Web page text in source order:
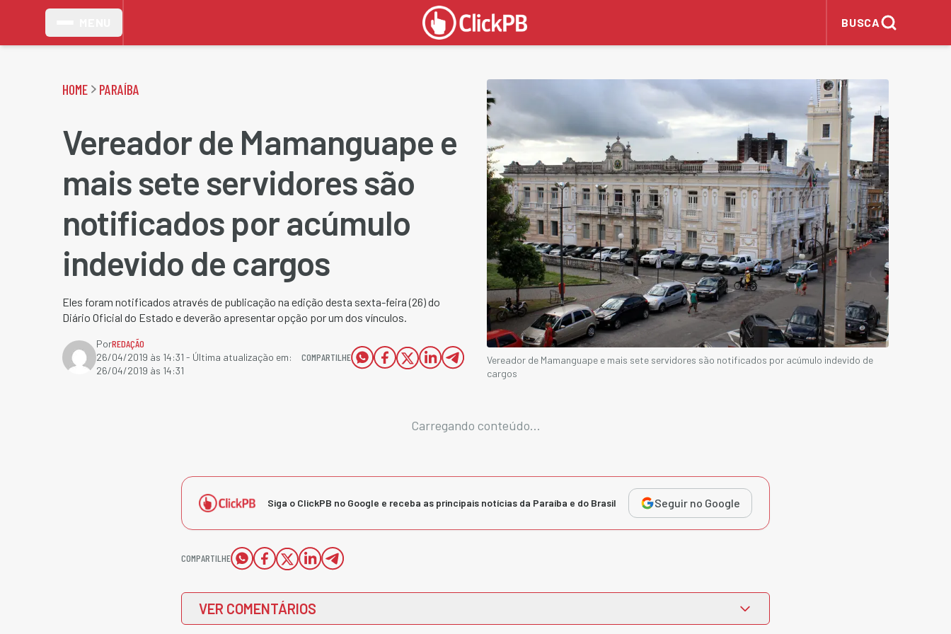
BUSCA
HOME PARAÍBA
Vereador de Mamanguape e
mais sete servidores são
notificados por acúmulo
indevido de cargos
Eles foram notificados através de publicação na edição desta sexta-feira (26) do
Diário Oficial do Estado e deverão apresentar opção por um dos vínculos.
PorREDAÇÃO
26/04/2019 às 14:31 - Última atualização em:
26/04/2019 às 14:31
COMPARTILHE
Vereador de Mamanguape e mais sete servidores são notificados por acúmulo indevido de
cargos
Carregando conteúdo...
Siga o ClickPB no Google e receba as principais notícias da Paraíba e do Brasil Seguir no Google
COMPARTILHE
VER COMENTÁRIOS